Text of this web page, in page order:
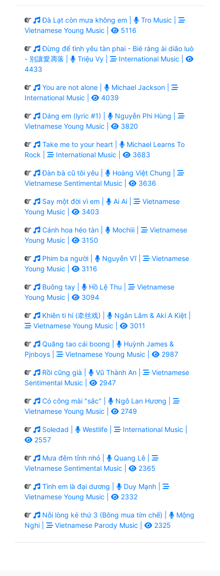
Đà Lạt còn mưa không em |
Tro Music |
Vietnamese Young Music |
5116
Đừng để tình yêu tàn phai - Bié ràng ài diāo luò
- 別讓愛凋落 |
Triệu Vy |
International Music |
4433
You are not alone |
Michael Jackson |
International Music |
4039
Dáng em (lyric #1) |
Nguyễn Phi Hùng |
Vietnamese Young Music |
3820
Take me to your heart |
Michael Learns To
Rock |
International Music | 3683
Đàn bà cũ tôi yêu |
Hoàng Việt Chung |
Vietnamese Sentimental Music |
3636
Say một đời vì em | Ai Ai |
Vietnamese
Young Music |
3403
Cánh hoa héo tàn | Mochiii |
Vietnamese
Young Music |
3150
Phim ba người | Nguyễn Vĩ |
Vietnamese
Young Music |
3116
Buông tay | Hồ Lệ Thu |
Vietnamese
Young Music |
3094
Khiên ti hí (牵丝戏) |
Ngân Lâm & Aki A Kiệt |
Vietnamese Young Music |
3011
Quăng tao cái boong |
Huỳnh James &
Pjnboys |
Vietnamese Young Music | 2987
Rồi cũng già | Vũ Thành An |
Vietnamese
Sentimental Music |
2947
Có công mài "sắc" |
Ngô Lan Hương |
Vietnamese Young Music |
2749
Soledad | Westlife |
International Music |
2557
Mưa đêm tỉnh nhỏ |
Quang Lê |
Vietnamese Sentimental Music |
2365
Tình em là đại dương |
Duy Mạnh |
Vietnamese Young Music |
2332
Nỗi lòng kẻ thứ 3 (Bông mua tím chế) |
Mộng
Nghi |
Vietnamese Parody Music | 2325